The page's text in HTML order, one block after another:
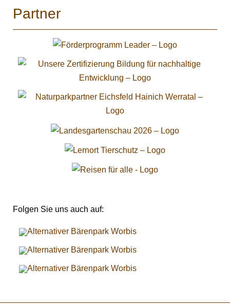
Partner
Folgen Sie uns auch auf: